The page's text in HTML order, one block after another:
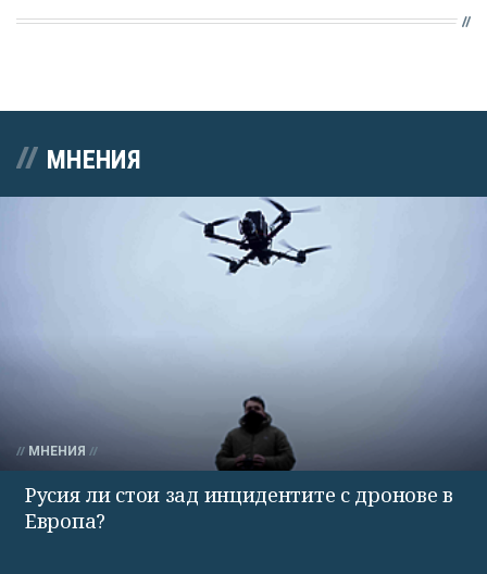
МНЕНИЯ
МНЕНИЯ
Русия ли стои зад инцидентите с дронове в
Европа?